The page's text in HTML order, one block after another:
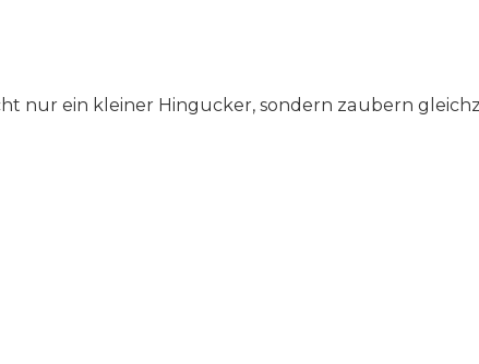
nur ein kleiner Hingucker, sondern zaubern